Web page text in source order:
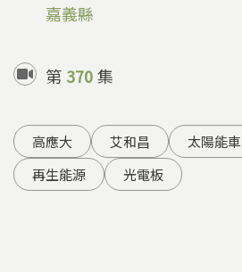
嘉義縣
第 370集
高應大 艾和昌 太陽能車
再生能源
光電板